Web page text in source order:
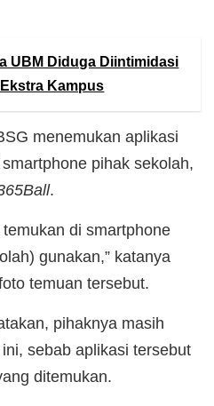
UBM Diduga Diintimidasi
Kampus
menemukan aplikasi
pihak sekolah,
.
di smartphone
gunakan,” katanya
temuan tersebut.
pihaknya masih
sebab aplikasi tersebut
ditemukan.